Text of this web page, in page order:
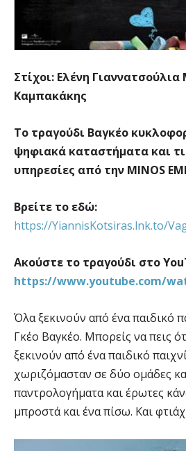
Στίχοι: Ελένη
Καμπακάκης
Το τραγούδι Βαγκέο
ψηφιακά καταστήματα και
υπηρεσίες από την MINOS
Βρείτε το εδώ:
https://YiannisKotsiras.lnk.to/
Ακούστε το τραγούδι στο
https://www.youtube.com/
Όλα ξεκινούν από ένα παιδικό
Γκέο Βαγκέο. Μπορείς να πεις
ξεκινούν από ένα παιδικό
χωριζόμασταν σε δύο ομάδες
παντρολογήματα και έρωτες
μπροστά και ένα πίσω. Και